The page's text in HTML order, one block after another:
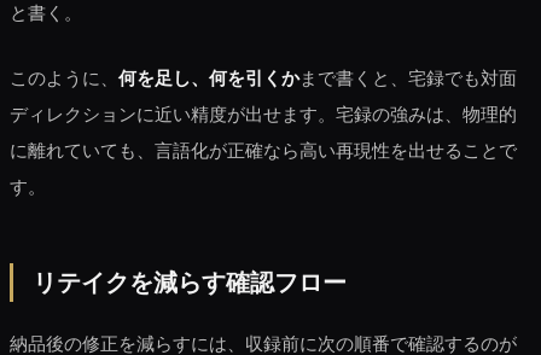
と書く。
このように、 何を足し、何を引くかまで書くと、宅録でも対面
ディレクションに近い精度が出せます。宅録の強みは、物理的
に離れていても、言語化が正確なら高い再現性を出せることで
す。
リテイクを減らす確認フロー
納品後の修正を減らすには、収録前に次の順番で確認するのが